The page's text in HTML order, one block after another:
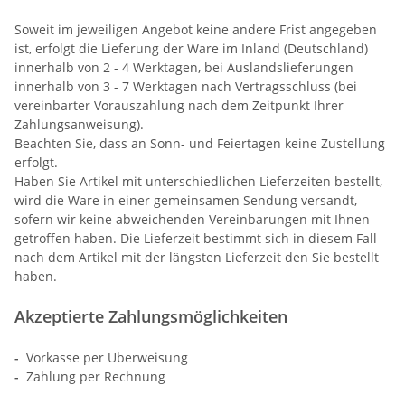
Soweit im jeweiligen Angebot keine andere Frist angegeben
ist, erfolgt die Lieferung der Ware im Inland (Deutschland)
innerhalb von 2 - 4 Werktagen, bei Auslandslieferungen
innerhalb von 3 - 7 Werktagen nach Vertragsschluss (bei
vereinbarter Vorauszahlung nach dem Zeitpunkt Ihrer
Zahlungsanweisung).
Beachten Sie, dass an Sonn- und Feiertagen keine Zustellung
erfolgt.
Haben Sie Artikel mit unterschiedlichen Lieferzeiten bestellt,
wird die Ware in einer gemeinsamen Sendung versandt,
sofern wir keine abweichenden Vereinbarungen mit Ihnen
getroffen haben. Die Lieferzeit bestimmt sich in diesem Fall
nach dem Artikel mit der längsten Lieferzeit den Sie bestellt
haben.
Akzeptierte Zahlungsmöglichkeiten
- Vorkasse per Überweisung
- Zahlung per Rechnung